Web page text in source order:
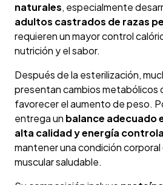
naturales, especialmente
adultos castrados de razas
requieren un mayor control
nutrición y el sabor.
Después de la esterilización,
presentan cambios metabólicos
favorecer el aumento de peso.
entrega un balance adecuado
alta calidad y energía
mantener una condición corporal
muscular saludable.